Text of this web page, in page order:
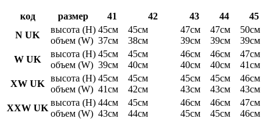
код размер 41 42 43 44
45
N UK
высота (H)
объем (W)
45см
37см
45см
38см
47см
39см
47см
39см
50см
39см
W UK
высота (H)
объем (W)
45см
39см
45см
40см
46см
40см
46см
40см
47см
41см
XW UK
высота (H)
объем (W)
45см
41см
45см
42см
45см
43см
45см
43см
46см
43см
XXW UK
высота (H)
объем (W)
44см
43см
45см
44см
46см
45см
46см
45см
47см
46см